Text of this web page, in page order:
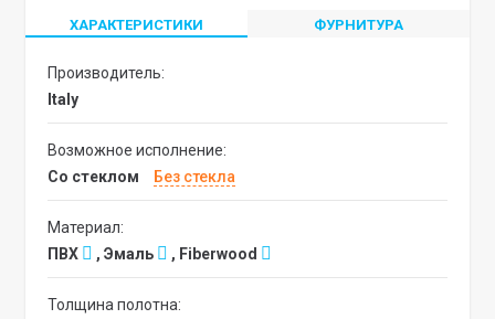
ХАРАКТЕРИСТИКИ ФУРНИТУРА
Производитель:
Italy
Возможное исполнение:
со стеклом
без стекла
Материал:
ПВХ
, Эмаль , Fiberwood
Толщина полотна: